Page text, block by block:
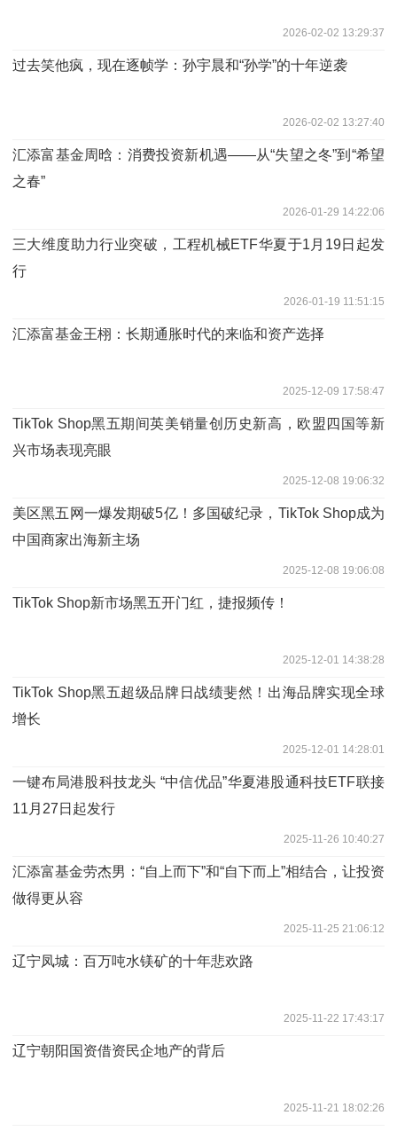
2026-02-02 13:29:37
过去笑他疯，现在逐帧学：孙宇晨和“孙学”的十年逆袭
2026-02-02 13:27:40
汇添富基金周晗：消费投资新机遇——从“失望之冬”到“希望
之春”
2026-01-29 14:22:06
三大维度助力行业突破，工程机械ETF华夏于1月19日起发
行
2026-01-19 11:51:15
汇添富基金王栩：长期通胀时代的来临和资产选择
2025-12-09 17:58:47
TikTok Shop黑五期间英美销量创历史新高，欧盟四国等新
兴市场表现亮眼
2025-12-08 19:06:32
美区黑五网一爆发期破5亿！多国破纪录，TikTok Shop成为
中国商家出海新主场
2025-12-08 19:06:08
TikTok Shop新市场黑五开门红，捷报频传！
2025-12-01 14:38:28
TikTok Shop黑五超级品牌日战绩斐然！出海品牌实现全球
增长
2025-12-01 14:28:01
一键布局港股科技龙头 “中信优品”华夏港股通科技ETF联接
11月27日起发行
2025-11-26 10:40:27
汇添富基金劳杰男：“自上而下”和“自下而上”相结合，让投资
做得更从容
2025-11-25 21:06:12
辽宁凤城：百万吨水镁矿的十年悲欢路
2025-11-22 17:43:17
辽宁朝阳国资借资民企地产的背后
2025-11-21 18:02:26